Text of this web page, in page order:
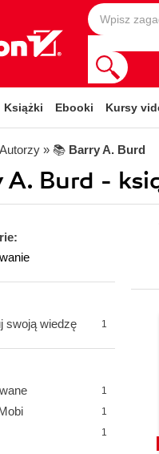
Książki Ebooki Kursy
» 📚 Barry A. Burd
A. Burd -
swoją wiedzę
1
1
1
1